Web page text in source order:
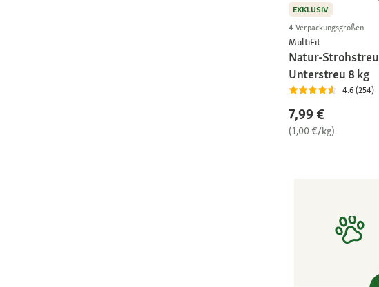
EXKLUSIV
4 Verpackungsgrößen
MultiFit
Natur-Strohstreu
Unterstreu 8 kg
4.6 (254)
7,99 €
(1,00 €/kg)